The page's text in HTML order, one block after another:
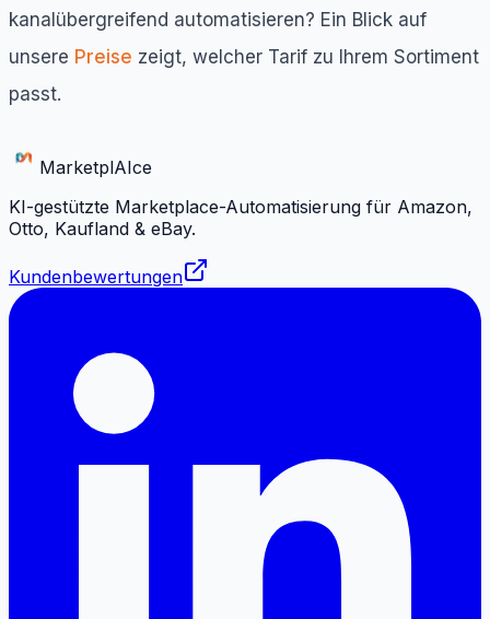
kanalübergreifend automatisieren? Ein Blick auf
unsere Preise zeigt, welcher Tarif zu Ihrem Sortiment
passt.
MarketplAIce
KI-gestützte Marketplace-Automatisierung für Amazon,
Otto, Kaufland & eBay.
Kundenbewertungen